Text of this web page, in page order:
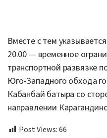
Вместе с тем
20.00 — временное
транспортной развязке
Юго-Западного обхода
Кабанбай батыра со
направлении
Post Views:66